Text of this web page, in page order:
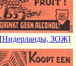
[Нидерланды, ЗОЖ]